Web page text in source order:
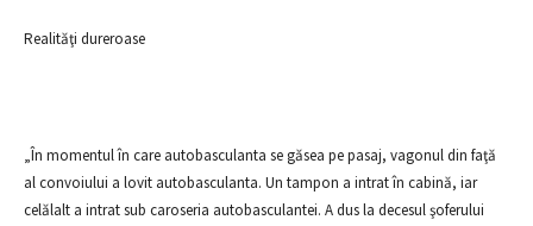
Realităţi dureroase
„În momentul în care autobasculanta se găsea pe pasaj, vagonul din faţă
al convoiului a lovit autobasculanta. Un tampon a intrat în cabină, iar
celălalt a intrat sub caroseria autobasculantei. A dus la decesul şoferului